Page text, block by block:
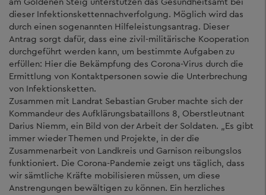
dieser Infektionskettennachverfolgung. Möglich wird das
durch einen sogenannten Hilfeleistungsantrag. Dieser
Antrag sorgt dafür, dass eine zivil-militärische Kooperation
durchgeführt werden kann, um bestimmte Aufgaben zu
erfüllen: Hier die Bekämpfung des Corona-Virus durch die
Ermittlung von Kontaktpersonen sowie die Unterbrechung
von Infektionsketten.
Zusammen mit Landrat Sebastian Gruber machte sich der
Kommandeur des Aufklärungsbataillons 8, Oberstleutnant
Darius Niemm, ein Bild von der Arbeit der Soldaten. „Es gibt
immer wieder Themen und Projekte, in der die
Zusammenarbeit von Landkreis und Garnison reibungslos
funktioniert. Die Corona-Pandemie zeigt uns täglich, dass
wir sämtliche Kräfte mobilisieren müssen, um diese
Anstrengungen bewältigen zu können. Ein herzliches